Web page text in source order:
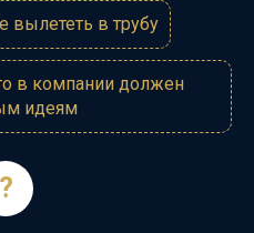
вылететь в трубу
в компании должен
идеям
?